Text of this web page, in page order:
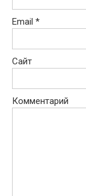
Email *
Сайт
Комментарий